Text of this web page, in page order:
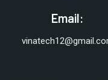
Email: